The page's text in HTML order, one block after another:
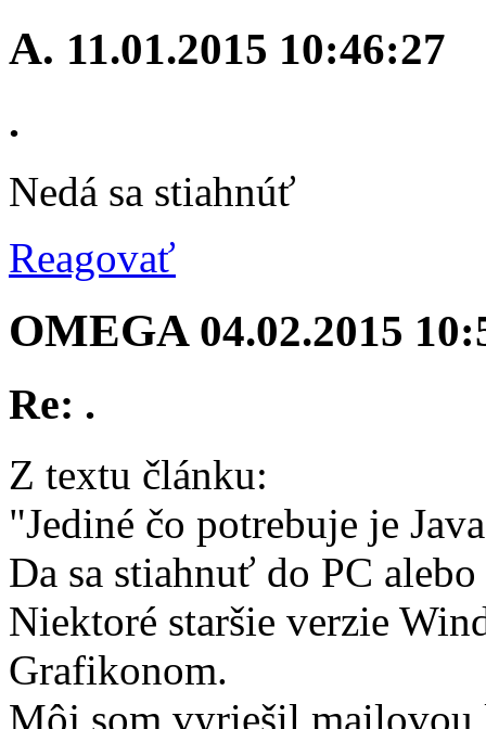
A. 11.01.2015 10:46:27
.
Nedá sa stiahnúť
Reagovať
OMEGA 04.02.2015
Re: .
Z textu článku:
"Jediné čo potrebuje je
Da sa stiahnuť do PC
Niektoré staršie verzie
Grafikonom.
Môj som vyriešil mailovou